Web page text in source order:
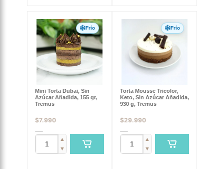
Frío
Mini Torta Dubai, Sin
Azúcar Añadida, 155 gr,
Tremus
$7.990
▲
▼
Frío
Torta Mousse Tricolor,
Keto, Sin Azúcar Añadida,
930 g, Tremus
$29.990
▲
▼